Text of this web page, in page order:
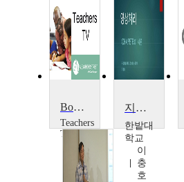
Boost Your Teaching: Tips for Better Digital Photography
Teachers
TV
Teachers
TV
지능영상처리
한밭대
학교
이
충
호